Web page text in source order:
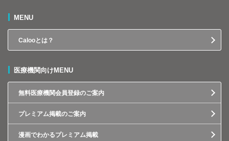
MENU
Calooとは？
医療機関向けMENU
無料医療機関会員登録のご案内
プレミアム掲載のご案内
漫画でわかるプレミアム掲載